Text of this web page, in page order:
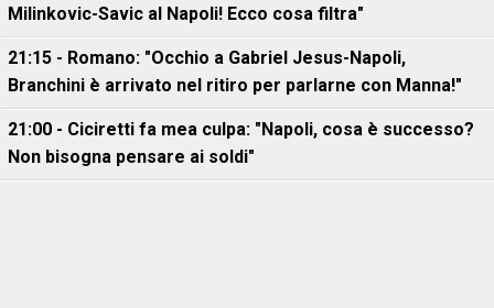
Milinkovic-Savic al Napoli! Ecco cosa filtra"
21:15 - Romano: "Occhio a Gabriel Jesus-Napoli,
Branchini è arrivato nel ritiro per parlarne con Manna!"
21:00 - Ciciretti fa mea culpa: "Napoli, cosa è successo?
Non bisogna pensare ai soldi"